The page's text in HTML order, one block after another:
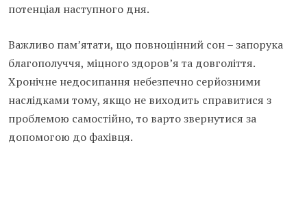
потенціал наступного дня.
Важливо пам’ятати, що повноцінний сон – запорука
благополуччя, міцного здоров’я та довголіття.
Хронічне недосипання небезпечно серйозними
наслідками тому, якщо не виходить справитися з
проблемою самостійно, то варто звернутися за
допомогою до фахівця.